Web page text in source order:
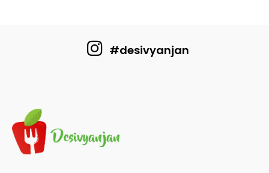
#desivyanjan